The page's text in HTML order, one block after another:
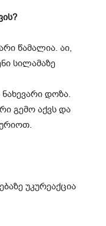
დოზა.
გემო აქვს და
უკურეაქცია